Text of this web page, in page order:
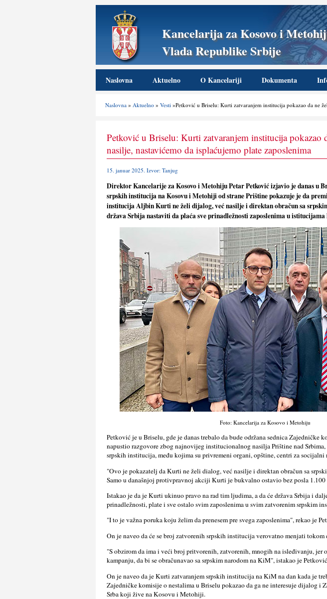
Kancelarija za Kosovo i
Vlada Republike Srbije
Naslovna Aktuelno O Kancelariji Dokumenta
Naslovna »Aktuelno »Vesti »Petković u Briselu: Kurti zatvaranjem institucija pokazao da ne
Petković u Briselu: Kurti zatvaranjem institucija pokazao
nasilje, nastavićemo da isplaćujemo plate zaposlenima
15. januar 2025. Izvor: Tanjug
Direktor Kancelarije za Kosovo i Metohiju Petar Petković izjavio je danas u
srpskih institucija na Kosovu i Metohiji od strane Prištine pokazuje je da
institucija Aljbin Kurti ne želi dijalog, već nasilje i direktan obračun sa
država Srbija nastaviti da plaća sve prinadležnosti zaposlenima u
Foto: Kancelarija za Kosovo i Metohiju
Petković je u Briselu, gde je danas trebalo da bude održana sednica Zajedničke
napustio razgovore zbog najnovijeg institucionalnog nasilja Prištine nad
srpskih institucija, među kojima su privremeni organi, opštine, centri za socijalni
"Ovo je pokazatelj da Kurti ne želi dialog, već nasilje i direktan obračun sa
Samo u današnjoj protivpravnoj akciji Kurti je bukvalno ostavio bez posla
Istakao je da je Kurti ukinuo pravo na rad tim ljudima, a da će država Srbija i
prinadležnosti, plate i sve ostalo svim zaposlenima u svim zatvorenim srpskim
"I to je važna poruka koju želim da prenesem pre svega zaposlenima", rekao je
On je naveo da će se broj zatvorenih srpskih institucija verovatno menjati tokom
"S obzirom da ima i veći broj pritvorenih, zatvorenih, mnogih na isleđivanju,
kampanju, da bi se obračunavao sa srpskim narodom na KiM", istakao je
On je naveo da je Kurti zatvaranjem srpskih institucija na KiM na dan kada je
Zajedničke komisije o nestalima u Briselu pokazao da ga ne interesuje dijalog i
Srba koji žive na Kosovu i Metohiji.